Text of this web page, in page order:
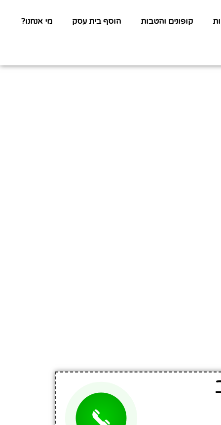
קופונים והטבות הוסף בית עסק מי אנחנו?